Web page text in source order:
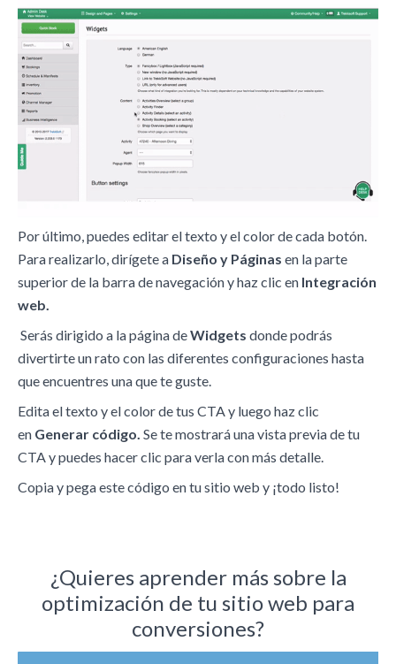
Por último, puedes editar el texto y el color de cada botón.
Para realizarlo, dirígete a Diseño y Páginas en la parte
superior de la barra de navegación y haz clic en Integración
web.
Serás dirigido a la página deWidgets donde podrás
divertirte un rato con las diferentes configuraciones hasta
que encuentres una que te guste.
Edita el texto y el color de tus CTA y luego haz clic
en Generar código. Se te mostrará una vista previa de tu
CTA y puedes hacer clic para verla con más detalle.
Copia y pega este código en tu sitio web y ¡todo listo!
¿Quieres aprender más sobre la
optimización de tu sitio web para
conversiones?